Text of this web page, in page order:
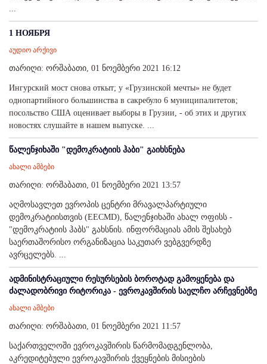
...
1 НОЯБРЯ
აუდიო არქივი
თარიღი: ორშაბათი, 01 ნოემბერი 2021 16:12
Ингурский мост снова откыт; у «Грузинской мечты» не будет
однопартийного большинства в сакребуло 6 муниципалитетов;
посольство США оценивает выборы в Грузии, - об этих и других
новостях слушайте в нашем выпуске. ...
წალენჯიხაში "დემოკრატიის ჰაბი" გაიხსნება
ახალი ამბები
თარიღი: ორშაბათი, 01 ნოემბერი 2021 13:57
აღმოსავლეთ ევროპის ცენტრი მრავალპარტიული
დემოკრატიისთვის (EECMD), წალენჯიხაში ახალ ოფისს -
"დემოკრატიის ჰაბს" გახსნის. ინფორმაციას ამის შესახებ
საერთაშორისო ორგანიზაცია საკუთარ ვებგვერდზე
ავრცელებს. ...
ადმინისტრაციული რესურსების ბოროტად გამოყენება და
ძალადობრივი რიტორიკა - ევროკავშირის საელჩო არჩევნებზე
ახალი ამბები
თარიღი: ორშაბათი, 01 ნოემბერი 2021 11:57
საქართველოში ევროკავშირის წარმომადგენლობა,
აკრედიტებული ევროკავშირის ქვეყნების მისიების